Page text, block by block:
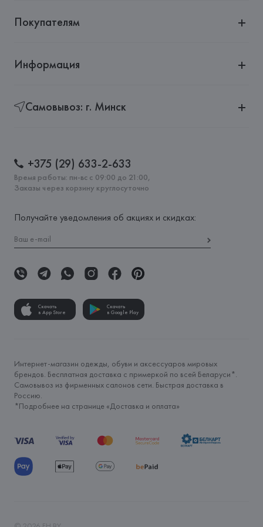
Покупателям
Информация
Самовывоз: г. Минск
+375 (29) 633-2-633
Время работы: пн-вс с 09:00 до 21:00,
Заказы через корзину круглосуточно
Получайте уведомления об акциях и скидках:
Скачать
в App Store
Скачать
в Google Play
Интернет-магазин одежды, обуви и аксессуаров мировых
брендов. Бесплатная доставка с примеркой по всей Беларуси*.
Самовывоз из фирменных салонов сети. Быстрая доставка в
Россию.
*Подробнее на странице «Доставка и оплата»